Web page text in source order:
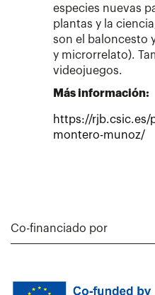
especies nuevas
plantas y la
son el baloncesto
y microrrelato).
videojuegos.
Más información:
https://rjb.csic.es/
montero-munoz/
Co-financiado por